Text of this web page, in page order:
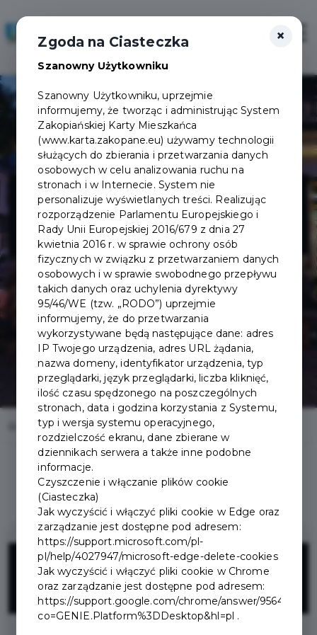
Karczma
Zapiecek
Home Oferty Karczma Zapiecek
10%
ZNIŻKI
×
Zgoda na Ciasteczka
Szanowny Użytkowniku
Szanowny Użytkowniku, uprzejmie
informujemy, że tworząc i administrując System
Zakopiańskiej Karty Mieszkańca
(www.karta.zakopane.eu) używamy technologii
służących do zbierania i przetwarzania danych
osobowych w celu analizowania ruchu na
stronach i w Internecie. System nie
personalizuje wyświetlanych treści. Realizując
rozporządzenie Parlamentu Europejskiego i
Rady Unii Europejskiej 2016/679 z dnia 27
kwietnia 2016 r. w sprawie ochrony osób
fizycznych w związku z przetwarzaniem danych
osobowych i w sprawie swobodnego przepływu
takich danych oraz uchylenia dyrektywy
95/46/WE (tzw. „RODO”) uprzejmie
informujemy, że do przetwarzania
wykorzystywane będą następujące dane: adres
IP Twojego urządzenia, adres URL żądania,
nazwa domeny, identyfikator urządzenia, typ
przeglądarki, język przeglądarki, liczba kliknięć,
ilość czasu spędzonego na poszczególnych
stronach, data i godzina korzystania z Systemu,
typ i wersja systemu operacyjnego,
rozdzielczość ekranu, dane zbierane w
dziennikach serwera a także inne podobne
informacje.
Czyszczenie i włączanie plików cookie
(Ciasteczka)
Jak wyczyścić i włączyć pliki cookie w Edge oraz
zarządzanie jest dostępne pod adresem:
https://support.microsoft.com/pl-
pl/help/4027947/microsoft-edge-delete-cookies
Jak wyczyścić i włączyć pliki cookie w Chrome
oraz zarządzanie jest dostępne pod adresem:
https://support.google.com/chrome/answer/95647?
co=GENIE.Platform%3DDesktop&hl=pl .